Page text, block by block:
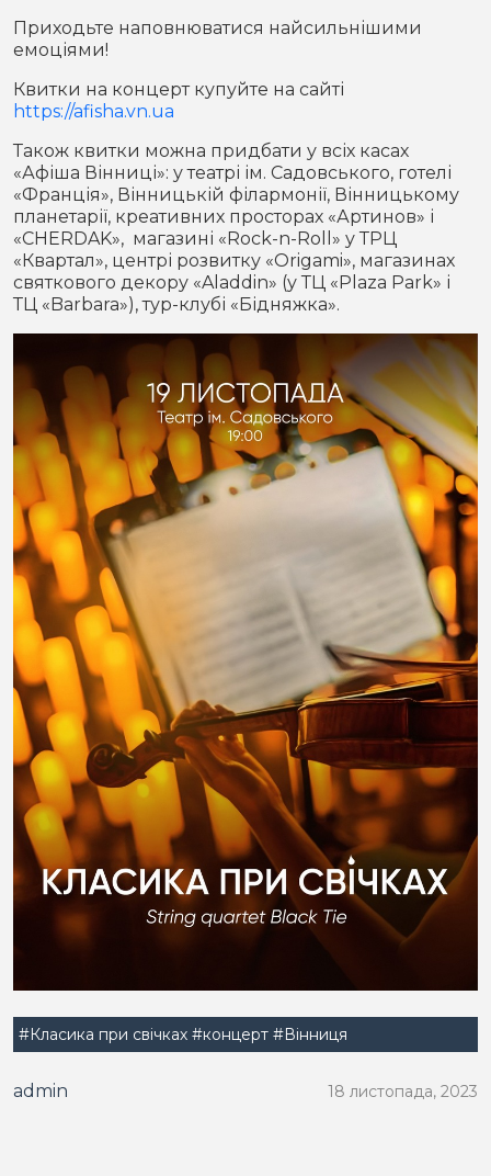
Приходьте наповнюватися найсильнішими
емоціями!
Квитки на концерт купуйте на сайті
https://afisha.vn.ua
Також квитки можна придбати у всіх касах
«Афіша Вінниці»: у театрі ім. Садовського, готелі
«Франція», Вінницькій філармонії, Вінницькому
планетарії, креативних просторах «Артинов» і
«CHERDAK», магазині «Rock-n-Roll» у ТРЦ
«Квартал», центрі розвитку «Origami», магазинах
святкового декору «Aladdin» (у ТЦ «Plaza Park» і
ТЦ «Barbara»), тур-клубі «Бідняжка».
#Класика при свічках #концерт #Вінниця
admin 18 листопада, 2023